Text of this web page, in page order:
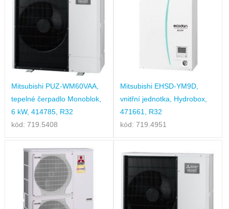
Mitsubishi PUZ-WM60VAA,
tepelné čerpadlo Monoblok,
6 kW, 414785, R32
kód: 719.5408
Mitsubishi EHSD-YM9D,
vnitřní jednotka, Hydrobox,
471661, R32
kód: 719.4951